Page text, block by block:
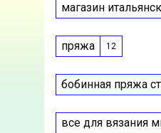
магазин
пряжа 12
бобинная пряжа
все для вязания